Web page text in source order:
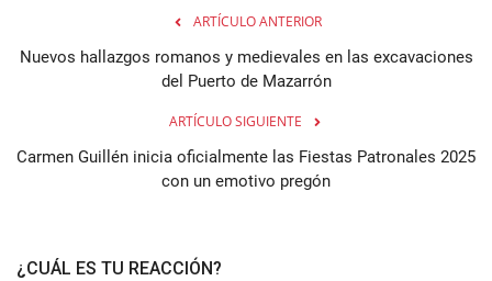
ARTÍCULO ANTERIOR
Nuevos hallazgos romanos y medievales en las excavaciones
del Puerto de Mazarrón
ARTÍCULO SIGUIENTE
Carmen Guillén inicia oficialmente las Fiestas Patronales 2025
con un emotivo pregón
¿CUÁL ES TU REACCIÓN?